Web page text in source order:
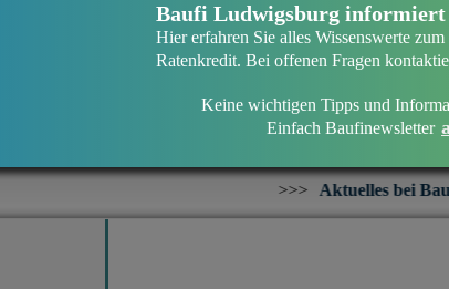
haben lang,
Anschaffungen.
Aktuelles bei Baufi Ludwigsburg für
Baufi Ludwigsburg
Hier erfahren Sie alles Wissenswerte
Ratenkredit. Bei offenen Fragen
Keine wichtigen Tipps und
Einfach Baufinewsletter